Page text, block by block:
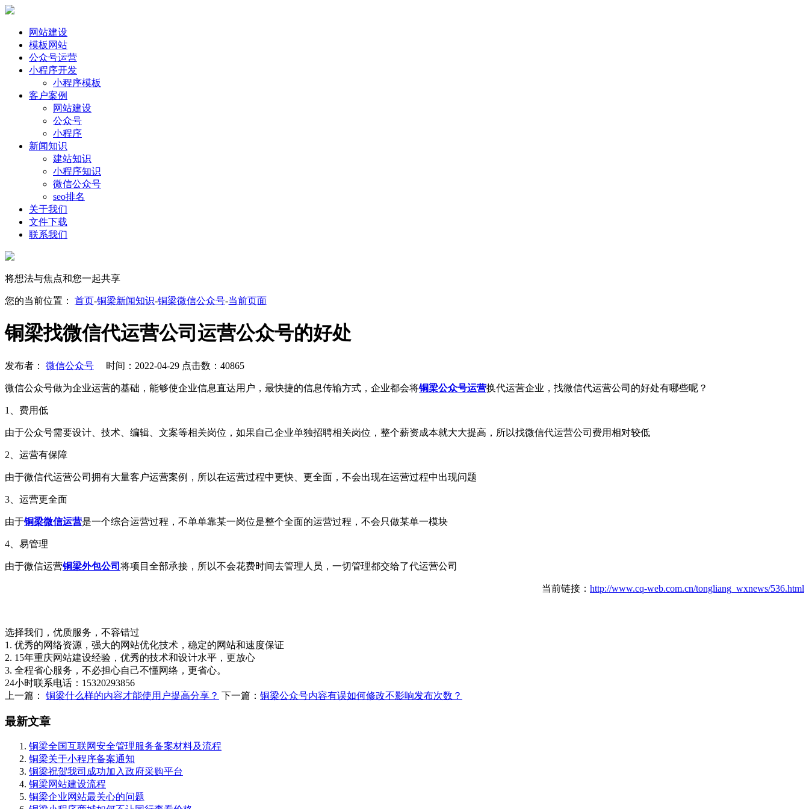
网站建设
模板网站
公众号运营
小程序开发
小程序模板
客户案例
网站建设
公众号
小程序
新闻知识
建站知识
小程序知识
微信公众号
seo排名
关于我们
文件下载
联系我们
将想法与焦点和您一起共享
您的当前位置： 首页-铜梁新闻知识-铜梁微信公众号-当前页面
铜梁找微信代运营公司运营公众号的好处
发布者： 微信公众号 时间：2022-04-29 点击数：40865
微信公众号做为企业运营的基础，能够使企业信息直达用户，最快捷的信息传输方式，企业都会将铜梁公众号运营换代运营企业，找微信代运营公司的好处有哪些呢？
1、费用低
由于公众号需要设计、技术、编辑、文案等相关岗位，如果自己企业单独招聘相关岗位，整个薪资成本就大大提高，所以找微信代运营公司费用相对较低
2、运营有保障
由于微信代运营公司拥有大量客户运营案例，所以在运营过程中更快、更全面，不会出现在运营过程中出现问题
3、运营更全面
由于铜梁微信运营是一个综合运营过程，不单单靠某一岗位是整个全面的运营过程，不会只做某单一模块
4、易管理
由于微信运营铜梁外包公司 将项目全部承接，所以不会花费时间去管理人员，一切管理都交给了代运营公司
当前链接： http://www.cq-web.com.cn/tongliang_wxnews/536.html
选择我们，优质服务，不容错过
1. 优秀的网络资源，强大的网站优化技术，稳定的网站和速度保证
2. 15年重庆网站建设经验，优秀的技术和设计水平，更放心
3. 全程省心服务，不必担心自己不懂网络，更省心。
24小时联系电话：15320293856
上一篇： 铜梁什么样的内容才能使用户提高分享？ 下一篇： 铜梁公众号内容有误如何修改不影响发布次数？
最新文章
铜梁全国互联网安全管理服务备案材料及流程
铜梁关于小程序备案通知
铜梁祝贺我司成功加入政府采购平台
铜梁网站建设流程
铜梁企业网站最关心的问题